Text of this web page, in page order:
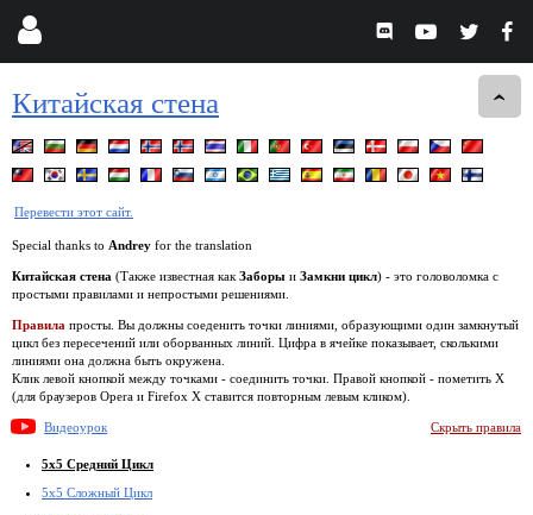
Китайская стена
Перевести этот сайт.
Special thanks to Andrey for the translation
Китайская стена (Также известная как Заборы и Замкни цикл) - это головоломка с
простыми правилами и непростыми решениями.
Правила просты. Вы должны соеденить точки линиями, образующими один замкнутый
цикл без пересечений или оборванных линий. Цифра в ячейке показывает, сколькими
линиями она должна быть окружена.
Клик левой кнопкой между точками - соединить точки. Правой кнопкой - пометить X
(для браузеров Opera и Firefox Х ставится повторным левым кликом).
Видеоурок Скрыть правила
5x5 Средний Цикл
5x5 Сложный Цикл